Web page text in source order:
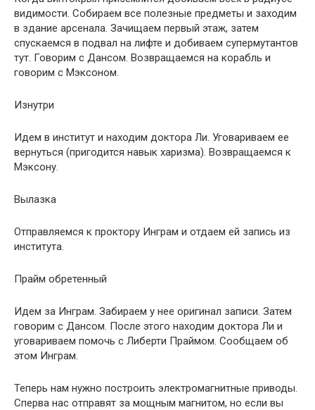
видимости. Собираем все полезные предметы и заходим
в здание арсенала. Зачищаем первый этаж, затем
спускаемся в подвал на лифте и добиваем супермутантов
тут. Говорим с Дансом. Возвращаемся на корабль и
говорим с Мэксоном.
Изнутри
Идем в институт и находим доктора Ли. Уговариваем ее
вернуться (пригодится навык харизма). Возвращаемся к
Мэксону.
Вылазка
Отправляемся к проктору Инграм и отдаем ей запись из
института.
Прайм обретенный
Идем за Инграм. Забираем у нее оригинал записи. Затем
говорим с Дансом. После этого находим доктора Ли и
уговариваем помочь с Либерти Праймом. Сообщаем об
этом Инграм.
Теперь нам нужно построить электромагнитные приводы.
Сперва нас отправят за мощным магнитом, но если вы